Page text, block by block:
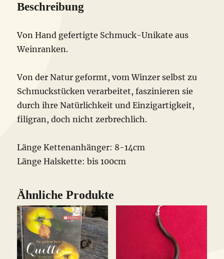
Beschreibung
Von Hand gefertigte Schmuck-Unikate aus
Weinranken.
Von der Natur geformt, vom Winzer selbst zu
Schmuckstücken verarbeitet, faszinieren sie
durch ihre Natürlichkeit und Einzigartigkeit,
filigran, doch nicht zerbrechlich.
Länge Kettenanhänger: 8-14cm
Länge Halskette: bis 100cm
Ähnliche Produkte